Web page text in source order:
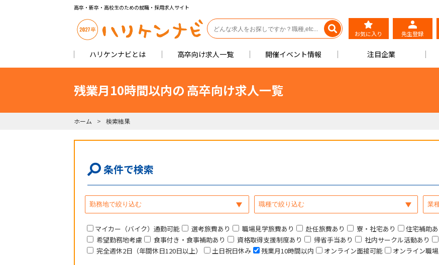
高卒・新卒・高校生のための就職・採用求人サイト
お気に入り 先生登録
ハリケンナビとは 高卒向け求人一覧 開催イベント情報 注目企業
残業月10時間以内の 高卒向け求人一覧
ホーム 検索結果
条件で検索
マイカー（バイク）通勤可能 選考旅費あり 職場見学旅費あり 赴任旅費あり 寮・社宅あり 住宅補助あ
希望勤務地考慮
食事付き・食事補助あり 資格取得支援制度あり 帰省手当あり 社内サークル活動あり
完全週休2日（年間休日120日以上）
土日祝日休み 残業月10時間以内 オンライン面接可能 オンライン職